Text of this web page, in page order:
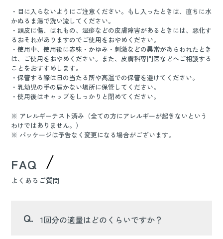
・目に入らないようにご注意ください。もし入ったときは、直ちに水
かぬるま湯で洗い流してください。
・頭皮に傷、はれもの、湿疹などの皮膚障害があるときには、悪化す
るおそれがありますのでご使用をおやめください。
・使用中、使用後に赤味・かゆみ・刺激などの異常があらわれたとき
は、ご使用をおやめください。また、皮膚科専門医などへご相談する
ことをおすすめします。
・保管する際は日の当たる所や高温での保管を避けてください。
・乳幼児の手の届かない場所に保管してください。
・使用後はキャップをしっかりと閉めてください。
※ アレルギーテスト済み（全ての方にアレルギーが起きないという
わけではありません。）
※ パッケージは予告なく変更になる場合がございます。
FAQ
よくあるご質問
Q. 1回分の適量はどのくらいですか？